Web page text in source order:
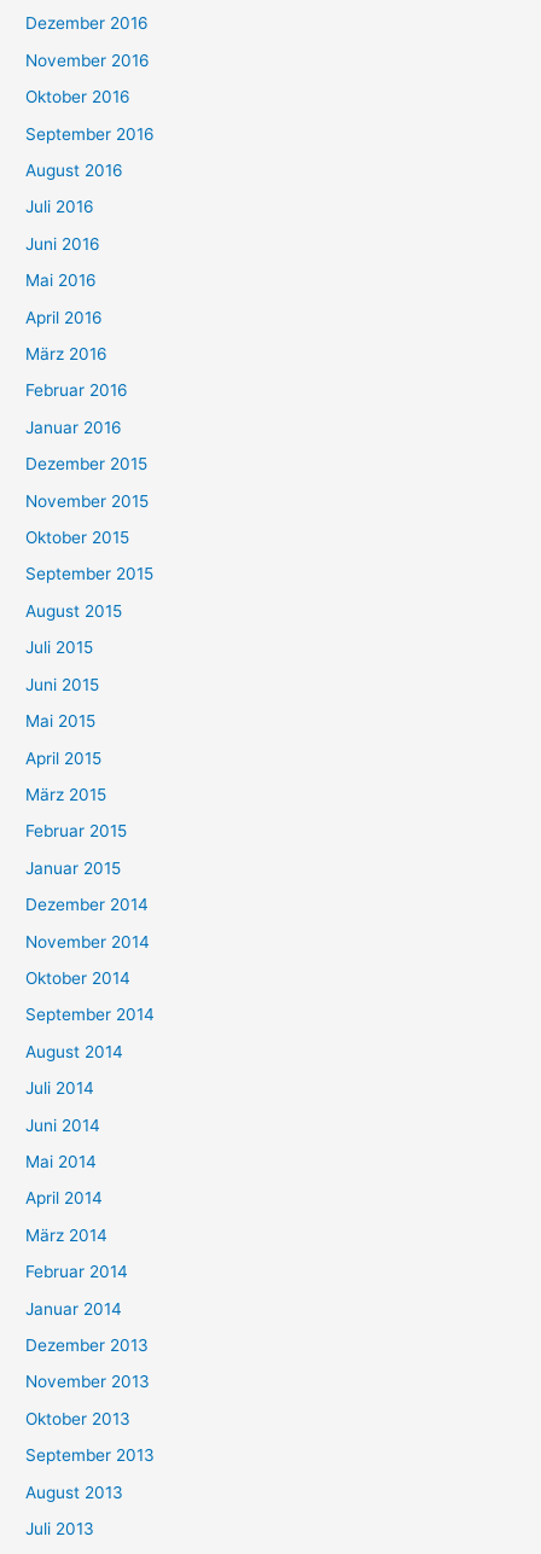
Dezember 2016
November 2016
Oktober 2016
September 2016
August 2016
Juli 2016
Juni 2016
Mai 2016
April 2016
März 2016
Februar 2016
Januar 2016
Dezember 2015
November 2015
Oktober 2015
September 2015
August 2015
Juli 2015
Juni 2015
Mai 2015
April 2015
März 2015
Februar 2015
Januar 2015
Dezember 2014
November 2014
Oktober 2014
September 2014
August 2014
Juli 2014
Juni 2014
Mai 2014
April 2014
März 2014
Februar 2014
Januar 2014
Dezember 2013
November 2013
Oktober 2013
September 2013
August 2013
Juli 2013